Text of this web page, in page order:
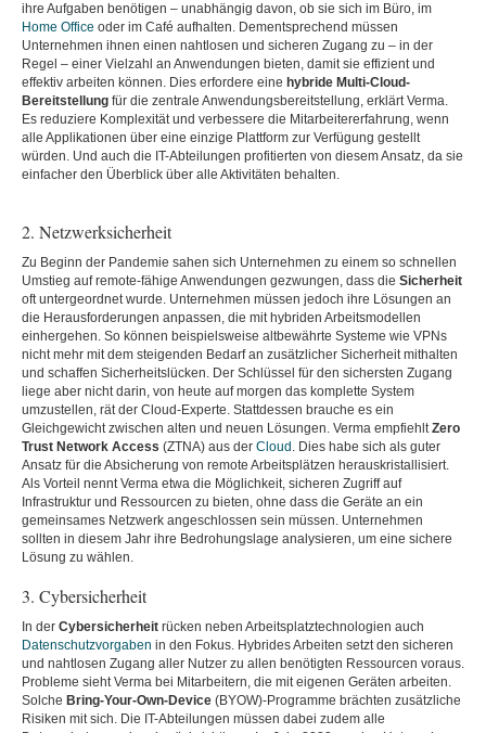
ihre Aufgaben benötigen – unabhängig davon, ob sie sich im Büro, im
Home Office oder im Café aufhalten. Dementsprechend müssen
Unternehmen ihnen einen nahtlosen und sicheren Zugang zu – in der
Regel – einer Vielzahl an Anwendungen bieten, damit sie effizient und
effektiv arbeiten können. Dies erfordere eine hybride Multi-Cloud-
Bereitstellung für die zentrale Anwendungsbereitstellung, erklärt Verma.
Es reduziere Komplexität und verbessere die Mitarbeitererfahrung, wenn
alle Applikationen über eine einzige Plattform zur Verfügung gestellt
würden. Und auch die IT-Abteilungen profitierten von diesem Ansatz, da sie
einfacher den Überblick über alle Aktivitäten behalten.
2. Netzwerksicherheit
Zu Beginn der Pandemie sahen sich Unternehmen zu einem so schnellen
Umstieg auf remote-fähige Anwendungen gezwungen, dass die Sicherheit
oft untergeordnet wurde. Unternehmen müssen jedoch ihre Lösungen an
die Herausforderungen anpassen, die mit hybriden Arbeitsmodellen
einhergehen. So können beispielsweise altbewährte Systeme wie VPNs
nicht mehr mit dem steigenden Bedarf an zusätzlicher Sicherheit mithalten
und schaffen Sicherheitslücken. Der Schlüssel für den sichersten Zugang
liege aber nicht darin, von heute auf morgen das komplette System
umzustellen, rät der Cloud-Experte. Stattdessen brauche es ein
Gleichgewicht zwischen alten und neuen Lösungen. Verma empfiehltZero
Trust Network Access (ZTNA) aus der Cloud . Dies habe sich als guter
Ansatz für die Absicherung von remote Arbeitsplätzen herauskristallisiert.
Als Vorteil nennt Verma etwa die Möglichkeit, sicheren Zugriff auf
Infrastruktur und Ressourcen zu bieten, ohne dass die Geräte an ein
gemeinsames Netzwerk angeschlossen sein müssen. Unternehmen
sollten in diesem Jahr ihre Bedrohungslage analysieren, um eine sichere
Lösung zu wählen.
3. Cybersicherheit
In der Cybersicherheit rücken neben Arbeitsplatztechnologien auch
Datenschutzvorgaben in den Fokus. Hybrides Arbeiten setzt den sicheren
und nahtlosen Zugang aller Nutzer zu allen benötigten Ressourcen voraus.
Probleme sieht Verma bei Mitarbeitern, die mit eigenen Geräten arbeiten.
Solche Bring-Your-Own-Device (BYOW)-Programme brächten zusätzliche
Risiken mit sich. Die IT-Abteilungen müssen dabei zudem alle